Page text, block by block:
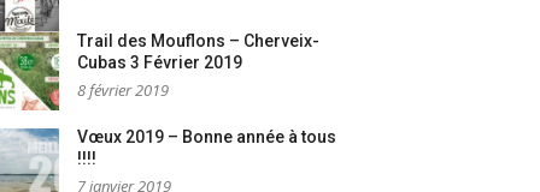
Trail des Mouflons – Cherveix-
Cubas 3 Février 2019
8 février 2019
Vœux 2019 – Bonne année à tous
!!!!
7 janvier 2019